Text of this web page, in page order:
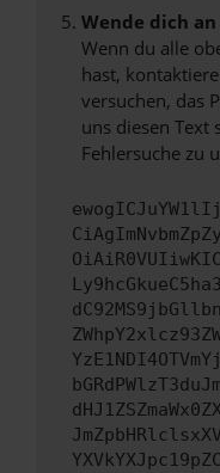
Wende dich
Wenn du alle
hast,
versuchen, das
uns diesen Text
Fehlersuche zu